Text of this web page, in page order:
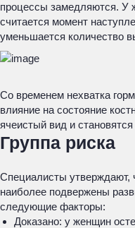
процессы замедляются. У
считается момент
уменьшается количество
Со временем нехватка
влияние на состояние
ячеистый вид и
Группа риска
Специалисты утверждают,
наиболее подвержены
следующие факторы:
Доказано: у женщин